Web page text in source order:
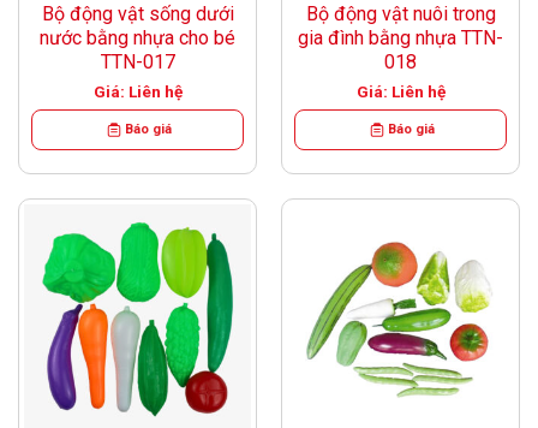
Bộ động vật sống dưới
nước bằng nhựa cho bé
TTN-017
Giá: Liên hệ
Báo giá
Bộ động vật nuôi trong
gia đình bằng nhựa TTN-
018
Giá: Liên hệ
Báo giá